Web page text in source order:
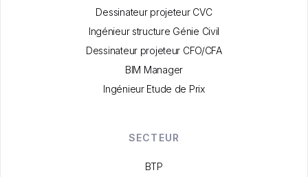
Dessinateur projeteur CVC
Ingénieur structure Génie Civil
Dessinateur projeteur CFO/CFA
BIM Manager
Ingénieur Etude de Prix
SECTEUR
BTP